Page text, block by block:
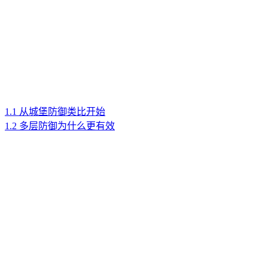
1.1 从城堡防御类比开始
1.2 多层防御为什么更有效